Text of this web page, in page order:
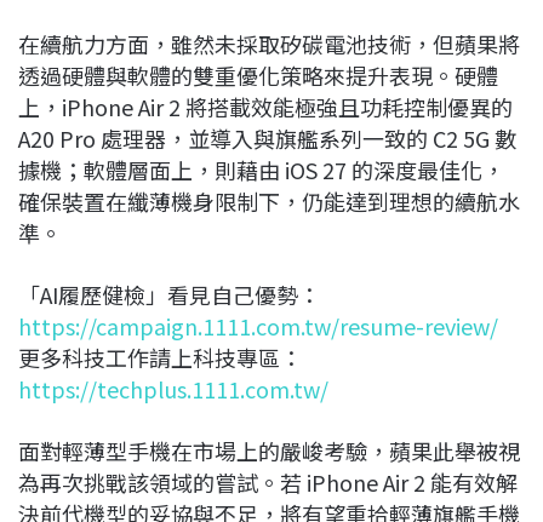
在續航力方面，雖然未採取矽碳電池技術，但蘋果將
透過硬體與軟體的雙重優化策略來提升表現。硬體
上，iPhone Air 2 將搭載效能極強且功耗控制優異的
A20 Pro 處理器，並導入與旗艦系列一致的 C2 5G 數
據機；軟體層面上，則藉由 iOS 27 的深度最佳化，
確保裝置在纖薄機身限制下，仍能達到理想的續航水
準。
「AI履歷健檢」看見自己優勢：
https://campaign.1111.com.tw/resume-review/
更多科技工作請上科技專區：
https://techplus.1111.com.tw/
面對輕薄型手機在市場上的嚴峻考驗，蘋果此舉被視
為再次挑戰該領域的嘗試。若 iPhone Air 2 能有效解
決前代機型的妥協與不足，將有望重拾輕薄旗艦手機